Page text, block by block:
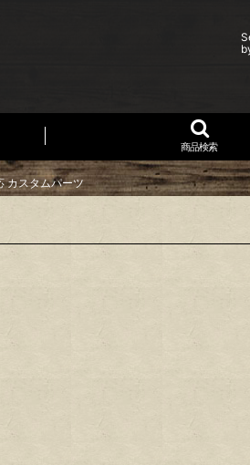
商品検索
カスタムパーツ